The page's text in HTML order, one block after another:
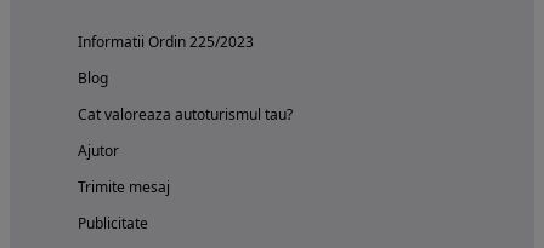
Informatii Ordin 225/2023
Blog
Cat valoreaza autoturismul tau?
Ajutor
Trimite mesaj
Publicitate